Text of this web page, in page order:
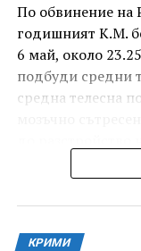
По обвинение на
годишният К.М.
6 май, около
подбуди средни
средна телесна
живота, и лека
порезна рана на
довела до
КРИМИ